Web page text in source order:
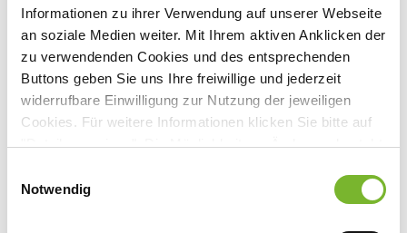
Informationen zu ihrer Verwendung auf unserer Webseite
an soziale Medien weiter. Mit Ihrem aktiven Anklicken der
zu verwendenden Cookies und des entsprechenden
Buttons geben Sie uns Ihre freiwillige und jederzeit
widerrufbare Einwilligung zur Nutzung der jeweiligen
Cookies. Für weitere Informationen klicken Sie bitte auf
"Details anzeigen". Die Möglichkeit zur Änderung besteht
Datenschutzerklärung
Notwendig
„Die Sozialmedizin ist eher unscheinbar, aber ohne
sie könnten wir den Patienten nicht gerecht
werden.“
RÄ: Welche Rolle spielen sozialmedizinische Aspekte, also
Grundmann:
Die Sozialmedizin ist das zentrale Element